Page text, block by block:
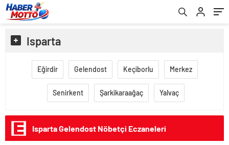
Isparta
Eğirdir Gelendost Keçiborlu Merkez
Senirkent Şarkikaraağaç Yalvaç
Isparta Gelendost Nöbetçi Eczaneleri